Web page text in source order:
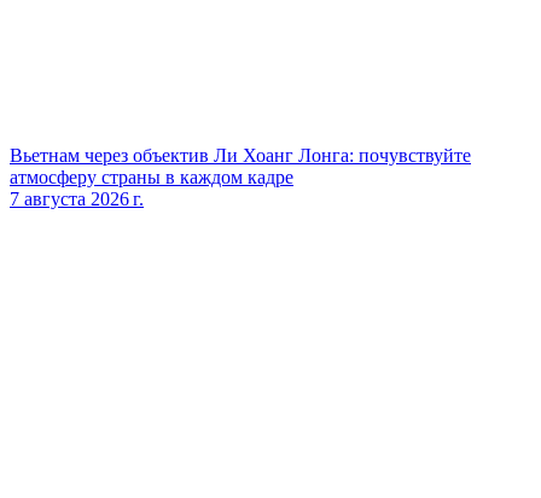
Вьетнам через объектив Ли Хоанг Лонга: почувствуйте
атмосферу страны в каждом кадре
7 августа 2026 г.